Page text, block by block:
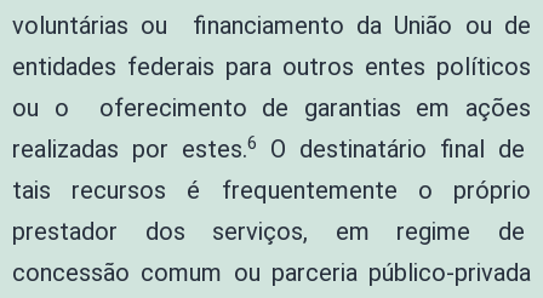
voluntárias ou financiamento da União ou de
entidades federais para outros entes políticos
ou o oferecimento de garantias em ações
realizadas por estes.6
O destinatário final de
tais recursos é frequentemente o próprio
prestador dos serviços, em regime de
concessão comum ou parceria público-privada